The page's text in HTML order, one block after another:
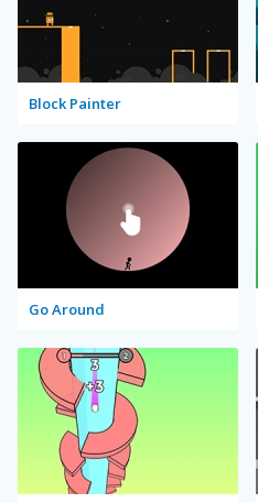
Block Painter
Go Around